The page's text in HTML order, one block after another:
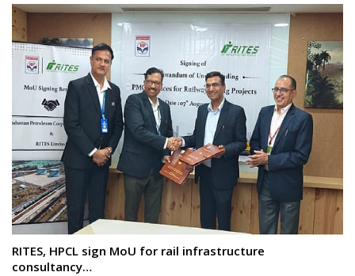
RITES, HPCL sign MoU for rail infrastructure
consultancy…